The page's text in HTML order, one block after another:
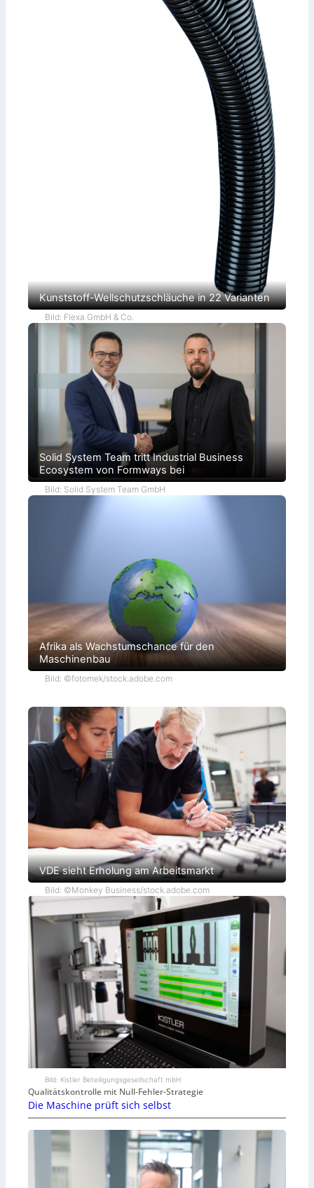
Kunststoff-Wellschutzschläuche in 22 Varianten
Bild: Flexa GmbH & Co.
Solid System Team tritt Industrial Business
Ecosystem von Formways bei
Bild: Solid System Team GmbH
Afrika als Wachstumschance für den
Maschinenbau
Bild: ©fotomek/stock.adobe.com
VDE sieht Erholung am Arbeitsmarkt
Bild: ©Monkey Business/stock.adobe.com
Bild: Kistler Beteiligungsgesellschaft mbH
Qualitätskontrolle mit Null-Fehler-Strategie
Die Maschine prüft sich selbst